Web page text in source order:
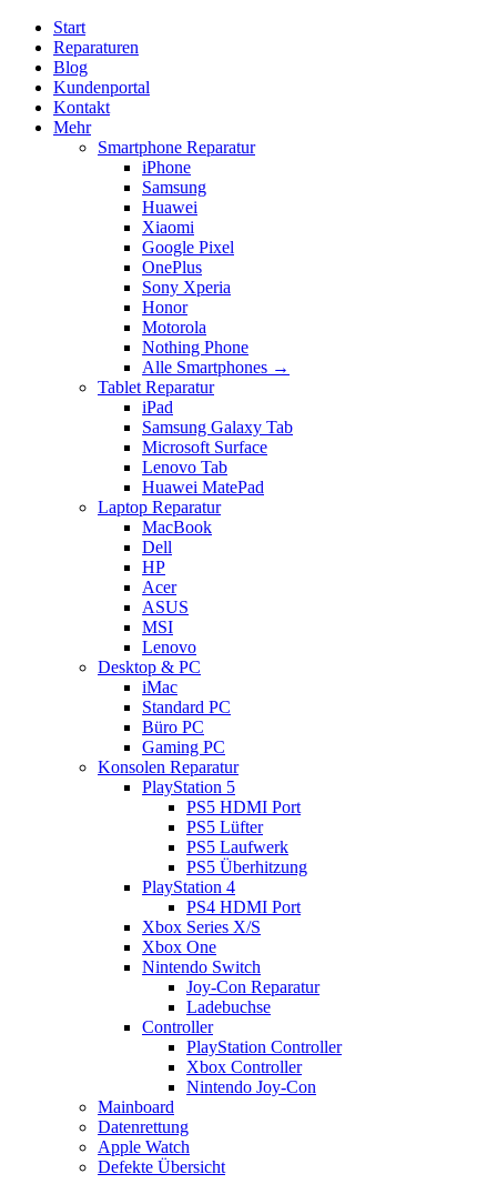
Start
Reparaturen
Blog
Kundenportal
Kontakt
Mehr
Smartphone Reparatur
iPhone
Samsung
Huawei
Xiaomi
Google Pixel
OnePlus
Sony Xperia
Honor
Motorola
Nothing Phone
Alle Smartphones →
Tablet Reparatur
iPad
Samsung Galaxy Tab
Microsoft Surface
Lenovo Tab
Huawei MatePad
Laptop Reparatur
MacBook
Dell
HP
Acer
ASUS
MSI
Lenovo
Desktop & PC
iMac
Standard PC
Büro PC
Gaming PC
Konsolen Reparatur
PlayStation 5
PS5 HDMI Port
PS5 Lüfter
PS5 Laufwerk
PS5 Überhitzung
PlayStation 4
PS4 HDMI Port
Xbox Series X/S
Xbox One
Nintendo Switch
Joy-Con Reparatur
Ladebuchse
Controller
PlayStation Controller
Xbox Controller
Nintendo Joy-Con
Mainboard
Datenrettung
Apple Watch
Defekte Übersicht